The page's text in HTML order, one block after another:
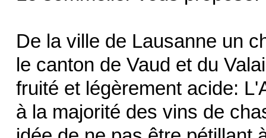
De la ville de Lausanne un
le canton de Vaud et du
fruité et légèrement acide:
à la majorité des vins de